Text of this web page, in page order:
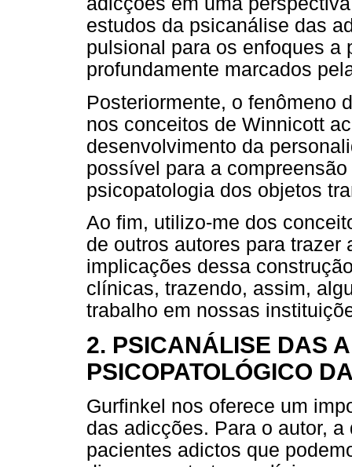
estudos da psicanálise das
pulsional para os enfoques a
profundamente marcados
Posteriormente, o fenômeno
nos conceitos de Winnicott
desenvolvimento da
possível para a
psicopatologia dos objetos
Ao fim, utilizo-me dos
de outros autores para
implicações dessa
clínicas, trazendo, assim,
trabalho em nossas
2. PSICANÁLISE DAS
PSICOPATOLÓGICO
Gurfinkel nos oferece um
das adicções. Para o autor,
pacientes adictos que